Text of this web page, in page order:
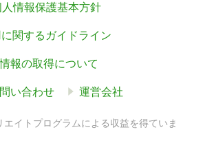
人情報保護基本方針
関するガイドライン
報の取得について
い合わせ 運営会社
イトプログラムによる収益を得ていま